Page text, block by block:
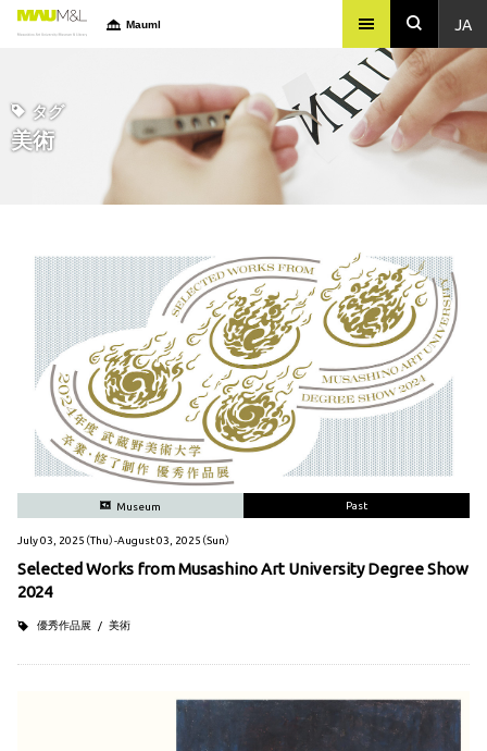
JA
Mauml
タグ
美術
Museum Past
July 03, 2025（Thu）-August 03, 2025（Sun）
Selected Works from Musashino Art University Degree Show
2024
優秀作品展 美術